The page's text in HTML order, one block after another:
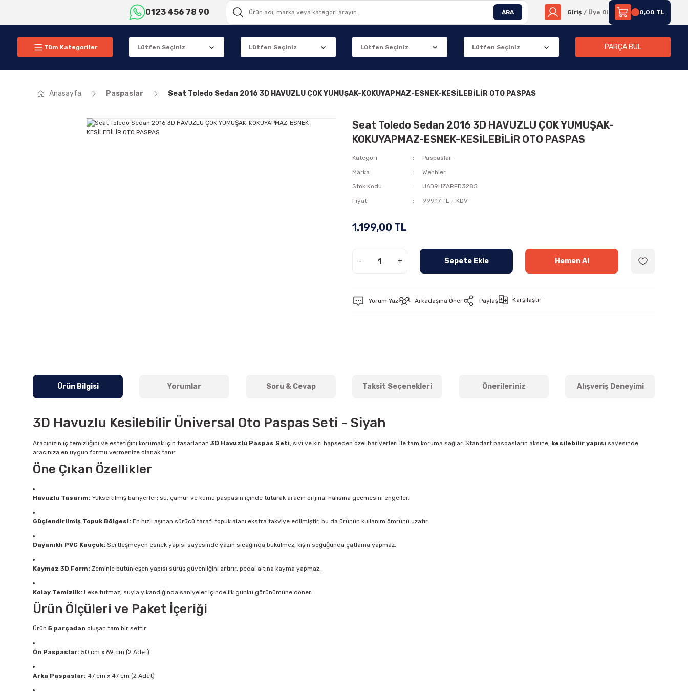
0123 456 78 90 ARA Giriş / Üye Ol 0,00 TL
Tüm Kategoriler PARÇA BUL
Anasayfa Paspaslar Seat Toledo Sedan 2016 3D HAVUZLU ÇOK YUMUŞAK-KOKUYAPMAZ-ESNEK-KESİLEBİLİR OTO PASPAS
Seat Toledo Sedan 2016 3D HAVUZLU ÇOK YUMUŞAK-
KOKUYAPMAZ-ESNEK-KESİLEBİLİR OTO PASPAS
Kategori
Paspaslar
Marka
Wehhler
Stok Kodu
U6D9HZARFD3285
Fiyat
999,17 TL + KDV
1.199,00 TL
- + Sepete Ekle Hemen Al
Yorum Yaz Arkadaşına Öner Paylaş Karşılaştır
Ürün Bilgisi Yorumlar Soru & Cevap Taksit Seçenekleri Önerileriniz Alışveriş Deneyimi
3D Havuzlu Kesilebilir Üniversal Oto Paspas Seti - Siyah
Aracınızın iç temizliğini ve estetiğini korumak için tasarlanan 3D Havuzlu Paspas Seti, sıvı ve kiri hapseden özel bariyerleri ile tam koruma sağlar. Standart paspasların aksine, kesilebilir yapısı sayesinde
aracınıza en uygun formu vermenize olanak tanır.
Öne Çıkan Özellikler
Havuzlu Tasarım: Yükseltilmiş bariyerler; su, çamur ve kumu paspasın içinde tutarak aracın orijinal halısına geçmesini engeller.
Güçlendirilmiş Topuk Bölgesi: En hızlı aşınan sürücü tarafı topuk alanı ekstra takviye edilmiştir, bu da ürünün kullanım ömrünü uzatır.
Dayanıklı PVC Kauçuk: Sertleşmeyen esnek yapısı sayesinde yazın sıcağında bükülmez, kışın soğuğunda çatlama yapmaz.
Kaymaz 3D Form: Zeminle bütünleşen yapısı sürüş güvenliğini artırır, pedal altına kayma yapmaz.
Kolay Temizlik: Leke tutmaz, suyla yıkandığında saniyeler içinde ilk günkü görünümüne döner.
Ürün Ölçüleri ve Paket İçeriği
Ürün 5 parçadan oluşan tam bir settir:
Ön Paspaslar: 50 cm x 69 cm (2 Adet)
Arka Paspaslar: 47 cm x 47 cm (2 Adet)